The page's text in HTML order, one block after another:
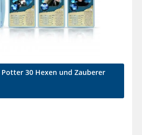
30 Hexen und Zauberer